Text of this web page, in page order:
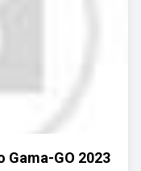
Gama-GO 2023